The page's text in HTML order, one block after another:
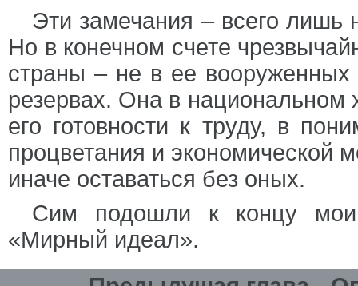
Эти замечания – всего лишь
Но в конечном счете
страны – не в ее
резервах. Она в национальном
его готовности к труду, в
процветания и экономической
иначе оставаться без оных.
Сим подошли к концу
«Мирный идеал».